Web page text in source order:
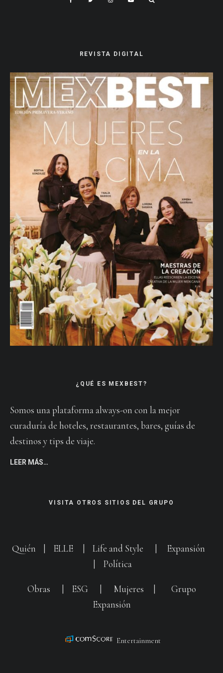
REVISTA DIGITAL
¿QUÉ ES MEXBEST?
Somos una plataforma always-on con la mejor
curaduría de hoteles, restaurantes, bares, guías de
destinos y tips de viaje.
LEER MÁS…
VISITA OTROS SITIOS DEL GRUPO
Quién ELLE Life and Style
Expansión
Política
Obras ESG Mujeres
Grupo
Expansión
Entertainment